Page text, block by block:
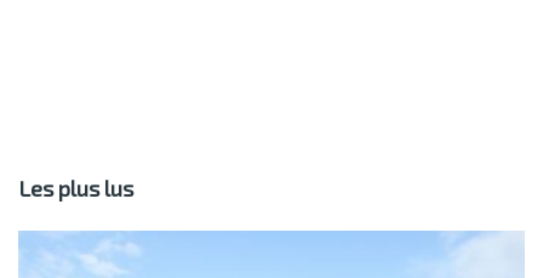
Les plus lus